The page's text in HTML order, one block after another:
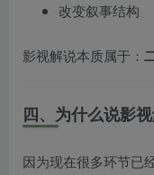
改变叙事结构
影视解说本质属于：
四、为什么说影
因为现在很多环节已